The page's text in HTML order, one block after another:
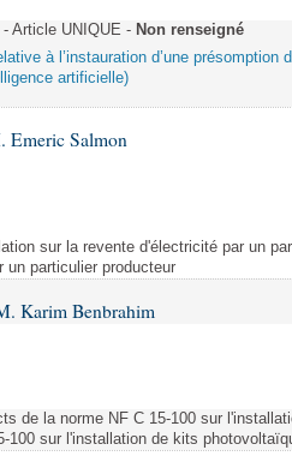
Article UNIQUE - Non renseigné
à l’instauration d’une présomption
artificielle)
Emeric Salmon
sur la revente d'électricité par un
un particulier producteur
Karim Benbrahim
de la norme NF C 15-100 sur
100 sur l'installation de kits